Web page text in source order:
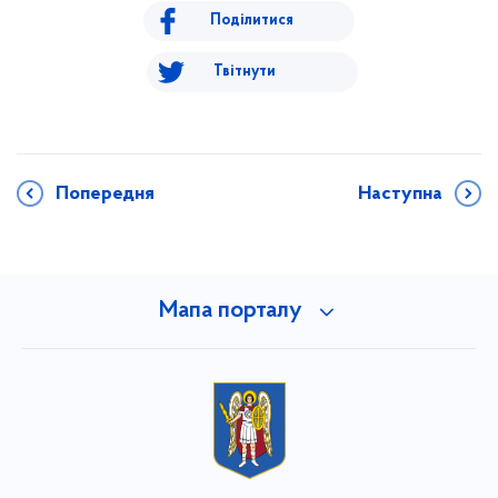
Поділитися
Твітнути
Попередня Наступна
Мапа порталу